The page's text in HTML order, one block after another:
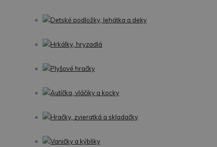
Detské podložky, lehátka a deky
Hrkálky, hryzadlá
Plyšové hračky
Autíčka, vláčiky a kocky
Hračky, zvieratká a skladačky
Vaničky a kýbliky